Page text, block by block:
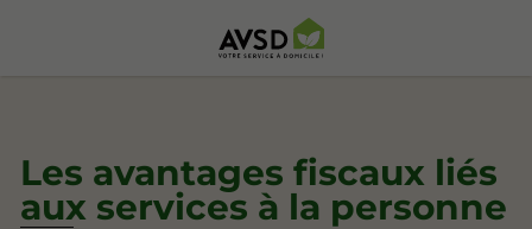
Les avantages fiscaux liés
aux services à la personne